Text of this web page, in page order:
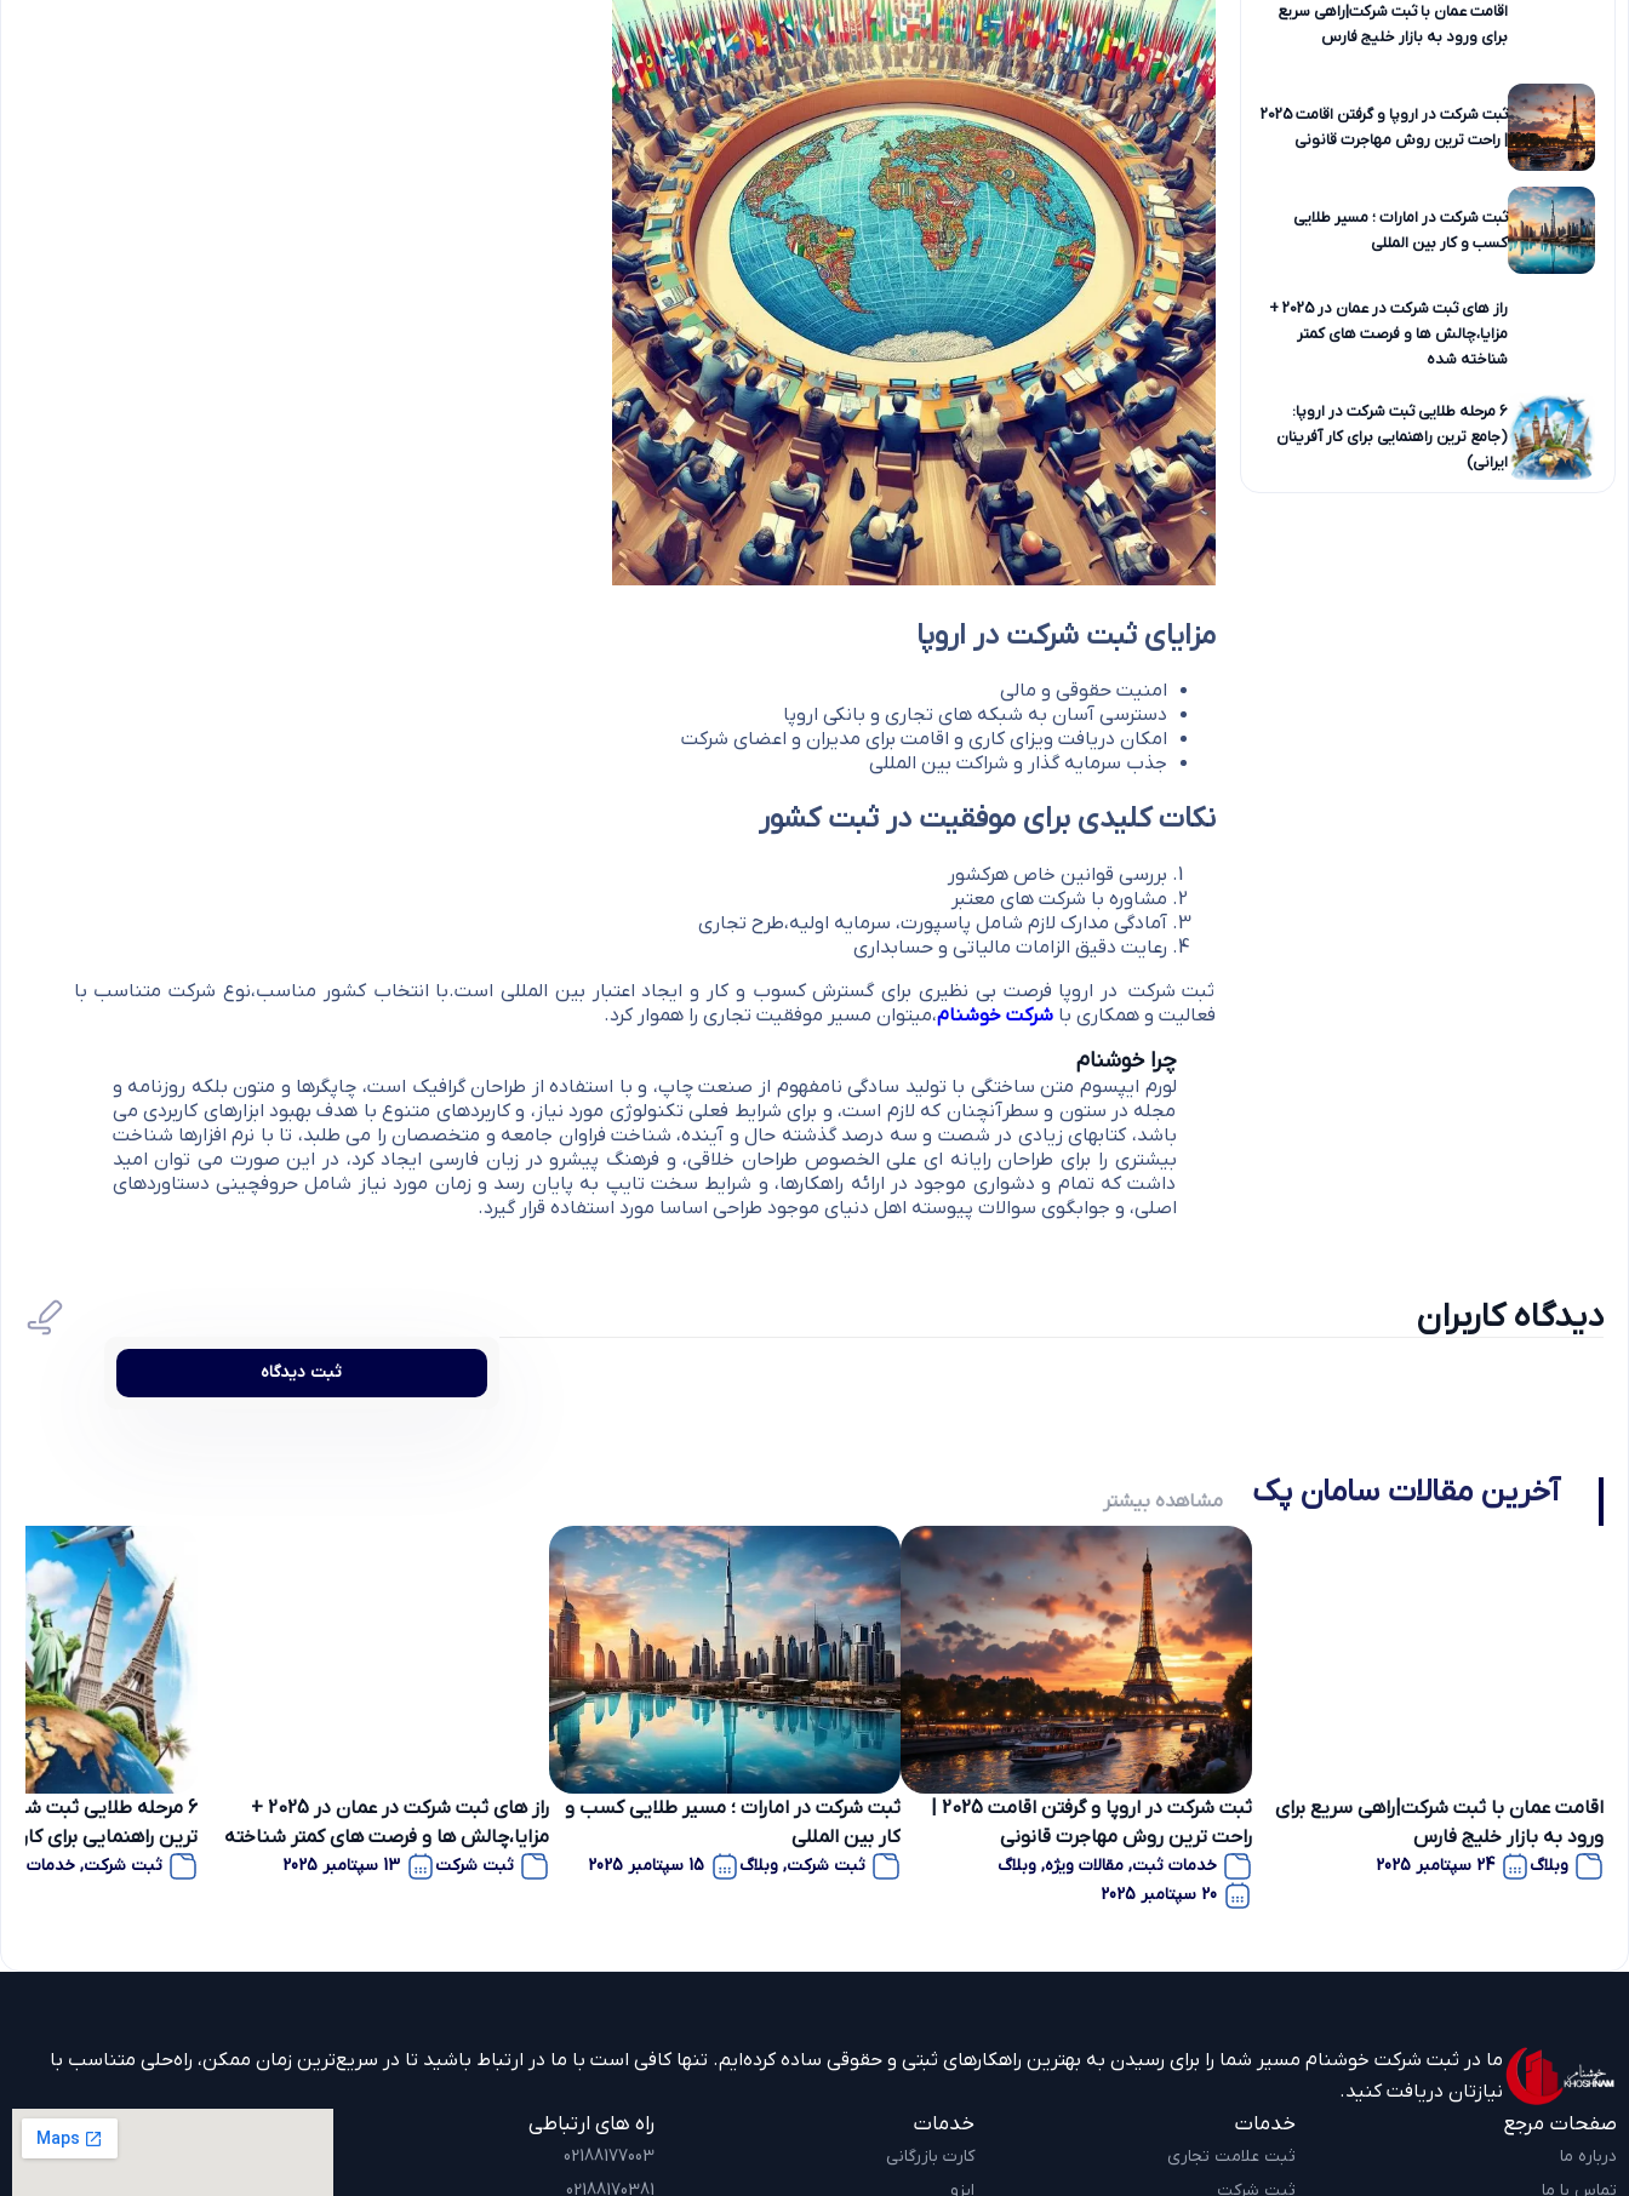
اقامت عمان با ثبت شرکت|راهی سریع
برای ورود به بازار خلیج فارس
ثبت شرکت در اروپا و گرفتن اقامت 2025
| راحت ترین روش مهاجرت قانونی
ثبت شرکت در امارات ؛ مسیر طلایی
کسب و کار بین المللی
راز های ثبت شرکت در عمان در 2025 +
مزایا،چالش ها و فرصت های کمتر
شناخته شده
6 مرحله طلایی ثبت شرکت در اروپا:
(جامع ترین راهنمایی برای کار آفرینان
ایرانی)
مزایای ثبت شرکت در اروپا
امنیت حقوقی و مالی
دسترسی آسان به شبکه های تجاری و بانکی اروپا
امکان دریافت ویزای کاری و اقامت برای مدیران و اعضای شرکت
جذب سرمایه گذار و شراکت بین المللی
نکات کلیدی برای موفقیت در ثبت کشور
بررسی قوانین خاص هرکشور
مشاوره با شرکت های معتبر
آمادگی مدارک لازم شامل پاسپورت، سرمایه اولیه،طرح تجاری
رعایت دقیق الزامات مالیاتی و حسابداری
ثبت شرکت در اروپا فرصت بی نظیری برای گسترش کسوب و کار و ایجاد اعتبار بین المللی است.با انتخاب کشور مناسب،نوع شرکت متناسب با
فعالیت و همکاری با شرکت خوشنام،میتوان مسیر موفقیت تجاری را هموار کرد.
چرا خوشنام
لورم ایپسوم متن ساختگی با تولید سادگی نامفهوم از صنعت چاپ، و با استفاده از طراحان گرافیک است، چاپگرها و متون بلکه روزنامه و
مجله در ستون و سطرآنچنان که لازم است، و برای شرایط فعلی تکنولوژی مورد نیاز، و کاربردهای متنوع با هدف بهبود ابزارهای کاربردی می
باشد، کتابهای زیادی در شصت و سه درصد گذشته حال و آینده، شناخت فراوان جامعه و متخصصان را می طلبد، تا با نرم افزارها شناخت
بیشتری را برای طراحان رایانه ای علی الخصوص طراحان خلاقی، و فرهنگ پیشرو در زبان فارسی ایجاد کرد، در این صورت می توان امید
داشت که تمام و دشواری موجود در ارائه راهکارها، و شرایط سخت تایپ به پایان رسد و زمان مورد نیاز شامل حروفچینی دستاوردهای
اصلی، و جوابگوی سوالات پیوسته اهل دنیای موجود طراحی اساسا مورد استفاده قرار گیرد.
دیدگاه کاربران
ثبت دیدگاه
آخرین مقالات سامان پک مشاهده بیشتر
اقامت عمان با ثبت شرکت|راهی سریع برای
ورود به بازار خلیج فارس
وبلاگ 24 سپتامبر 2025
راحت ترین روش مهاجرت قانونی
خدمات ثبت, مقالات ویژه, وبلاگ
20 سپتامبر 2025
ثبت شرکت در امارات ؛ مسیر طلایی کسب و
کار بین المللی
ثبت شرکت, وبلاگ 15 سپتامبر 2025
راز های ثبت شرکت در عمان در 2025 +
مزایا،چالش ها و فرصت های کمتر شناخته
شدهثبت شرکت 13 سپتامبر 2025
6 مرحله طلایی ثبت
ترین راهنمایی برای کار
ثبت شرکت, خدمات
ما در ثبت شرکت خوشنام مسیر شما را برای رسیدن به بهترین راهکارهای ثبتی و حقوقی ساده کرده‌ایم. تنها کافی است با ما در ارتباط باشید تا در سریع‌ترین زمان ممکن، راه‌حلی متناسب با
نیازتان دریافت کنید.
صفحات مرجع
درباره ما
تماس با ما
خدمات
ثبت علامت تجاری
ثبت شرکت
خدمات
کارت بازرگانی
ایزو
راه های ارتباطی
02188177003
02188170381